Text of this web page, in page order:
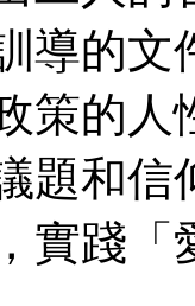
導的文
策的人
題和信
實踐「